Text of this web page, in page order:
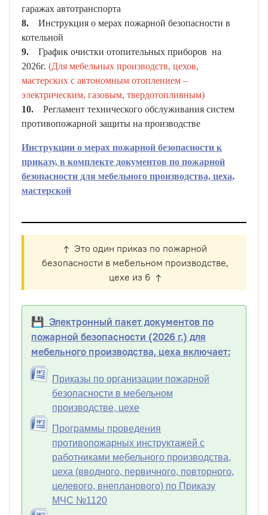
гаражах автотранспорта
8. Инструкция о мерах пожарной безопасности в
котельной
9. График очистки отопительных приборов на
2026г. (Для мебельных производств, цехов,
мастерских с автономным отоплением –
электрическим, газовым, твердотопливным)
10. Регламент технического обслуживания систем
противопожарной защиты на производстве
Инструкции о мерах пожарной безопасности к
приказу, в комплекте документов по пожарной
безопасности для мебельного производства, цеха,
мастерской
↑ Это один приказ по пожарной
безопасности в мебельном производстве,
цехе из 6 ↑
💾 Электронный пакет документов по
пожарной безопасности (2026 г.) для
мебельного производства, цеха включает:
Приказы по организации пожарной
безопасности в мебельном
производстве, цехе
Программы проведения
противопожарных инструктажей с
работниками мебельного производства,
цеха (вводного, первичного, повторного,
целевого, внепланового) по Приказу
МЧС №1120